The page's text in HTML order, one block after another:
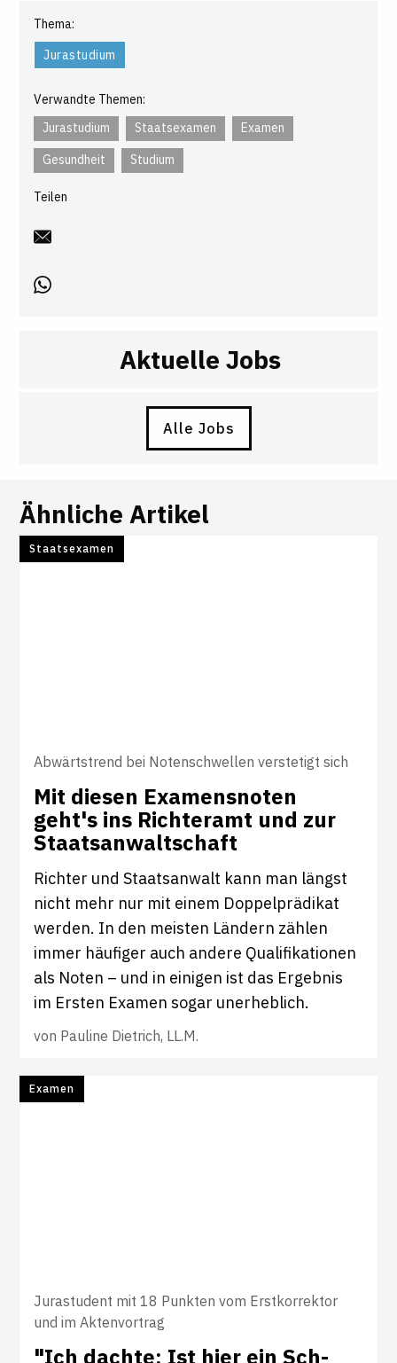
Thema:
Jurastudium
Verwandte Themen:
Jurastudium
Staatsexamen
Examen
Gesundheit
Studium
Teilen
Aktuelle Jobs
Alle Jobs
Ähnliche Artikel
Staatsexamen
Abwärtstrend bei Notenschwellen verstetigt sich
Mit diesen Exa­mens­noten
geht's ins Rich­teramt und zur
Staats­an­walt­schaft
Richter und Staatsanwalt kann man längst
nicht mehr nur mit einem Doppelprädikat
werden. In den meisten Ländern zählen
immer häufiger auch andere Qualifikationen
als Noten – und in einigen ist das Ergebnis
im Ersten Examen sogar unerheblich.
von Pauline Dietrich, LL.M.
Examen
Jurastudent mit 18 Punkten vom Erstkorrektor
und im Aktenvortrag
"Ich dachte: Ist hier ein Sch­